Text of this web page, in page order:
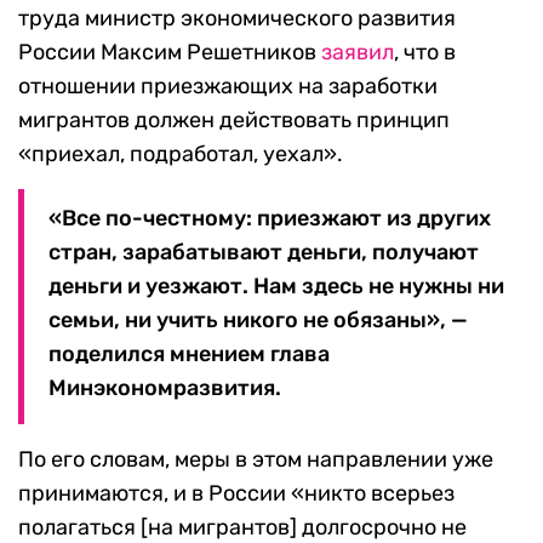
труда министр экономического развития
России Максим Решетников заявил, что в
отношении приезжающих на заработки
мигрантов должен действовать принцип
«приехал, подработал, уехал».
«Все по-честному: приезжают из других
стран, зарабатывают деньги, получают
деньги и уезжают. Нам здесь не нужны ни
семьи, ни учить никого не обязаны», —
поделился мнением глава
Минэкономразвития.
По его словам, меры в этом направлении уже
принимаются, и в России «никто всерьез
полагаться [на мигрантов] долгосрочно не